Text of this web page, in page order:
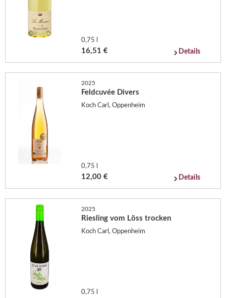
0,75 l
16,51 € Details
2025
Feldcuvée Divers
Koch Carl, Oppenheim
0,75 l
12,00 € Details
2025
Riesling vom Löss trocken
Koch Carl, Oppenheim
0,75 l